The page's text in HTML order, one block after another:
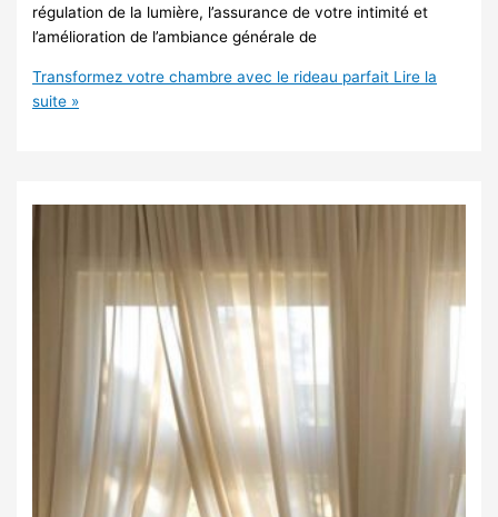
régulation de la lumière, l’assurance de votre intimité et
l’amélioration de l’ambiance générale de
Transformez votre chambre avec le rideau parfait Lire la
suite »